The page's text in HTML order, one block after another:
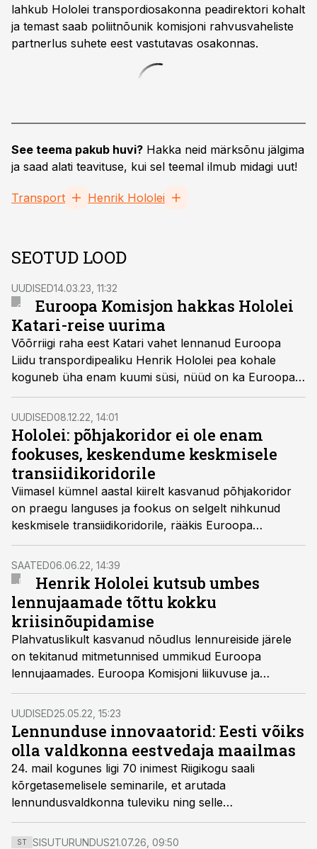
lahkub Hololei transpordiosakonna peadirektori kohalt
ja temast saab poliitnõunik komisjoni rahvusvaheliste
partnerlus suhete eest vastutavas osakonnas.
See teema pakub huvi? Hakka neid märksõnu jälgima
ja saad alati teavituse, kui sel teemal ilmub midagi uut!
Transport Henrik Hololei
SEOTUD LOOD
UUDISED14.03.23, 11:32
Euroopa Komisjon hakkas Hololei
Katari-reise uurima
Võõrriigi raha eest Katari vahet lennanud Euroopa
Liidu transpordipealiku Henrik Hololei pea kohale
koguneb üha enam kuumi süsi, nüüd on ka Euroopa
Komisjon pidanud vajalikuks sisejuurdlus välja
kuulutada.
UUDISED08.12.22, 14:01
Hololei: põhjakoridor ei ole enam
fookuses, keskendume keskmisele
transiidikoridorile
Viimasel kümnel aastal kiirelt kasvanud põhjakoridor
on praegu languses ja fookus on selgelt nihkunud
keskmisele transiidikoridorile, rääkis Euroopa
Komisjoni liikuvuse ja transpordi peadirektoraadi
peadirektor Henrik Hololei täna toimuval Logistika
aastakonverentsil.
SAATED06.06.22, 14:39
Henrik Hololei kutsub umbes
lennujaamade tõttu kokku
kriisinõupidamise
Plahvatuslikult kasvanud nõudlus lennureiside järele
on tekitanud mitmetunnised ummikud Euroopa
lennujaamades. Euroopa Komisjoni liikuvuse ja
transpordi peadirektoraadi juht Henrik Hololei
tunnistas Äripäeva raadios, et reisijad kogevad praegu
palju rohkelt negatiivset.
UUDISED25.05.22, 15:23
Lennunduse innovaatorid: Eesti võiks
olla valdkonna eestvedaja maailmas
24. mail kogunes ligi 70 inimest Riigikogu saali
kõrgetasemelisele seminarile, et arutada
lennundusvaldkonna tuleviku ning selle
kliimaneutraalseks saamise üle. Osalejate hinnangul
võiks Eestist saada valdkonna eestvedaja maailmas.
ST SISUTURUNDUS21.07.26, 09:50